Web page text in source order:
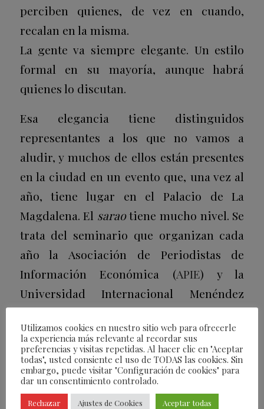
perciben quienes, de vez en cuando,
recalan en la misma.
La gente va siempre elegante. Un estilo
formal en su mayoría, aunque habrá
quienes lo discutan.
Esa elegancia tiene distinguidos
representantes a los que no vamos a
aludir, y muchos de ellos están presentes
en la ciudad en un evento que, una vez al
año, tiene lugar en el Palacio de La
Magdalena. El saraotiene mucho nivel. Se
trata del seminario que organizan cada
año la Asociación de Periodistas de
Información Económica (APIE) y la
Universidad Internacional Menéndez
Pelayo (UIMP), y que cuenta desde hace
décadas con el patrocinio de BBVA, la
entidad que preside Carlos Torres Vila.
Este año se celebró la edición número 42
del seminario. El título es tan largo como
Utilizamos cookies en nuestro sitio web para ofrecerle
la experiencia más relevante al recordar sus
preferencias y visitas repetidas. Al hacer clic en "Aceptar
todas", usted consiente el uso de TODAS las cookies. Sin
embargo, puede visitar "Configuración de cookies" para
dar un consentimiento controlado.
Rechazar Ajustes de Cookies Aceptar todas